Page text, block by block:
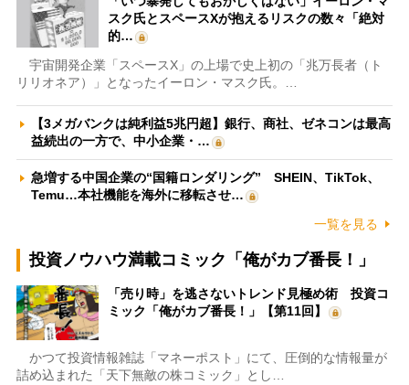
スク氏とスペースXが抱えるリスクの数々「絶対
的…
宇宙開発企業「スペースX」の上場で史上初の「兆万長者（ト
リリオネア）」となったイーロン・マスク氏。…
【3メガバンクは純利益5兆円超】銀行、商社、ゼネコンは最高
益続出の一方で、中小企業・…
急増する中国企業の“国籍ロンダリング” SHEIN、TikTok、
Temu…本社機能を海外に移転させ…
一覧を見る
投資ノウハウ満載コミック「俺がカブ番長！」
「売り時」を逃さないトレンド見極め術 投資コ
ミック「俺がカブ番長！」【第11回】
かつて投資情報雑誌「マネーポスト」にて、圧倒的な情報量が
詰め込まれた「天下無敵の株コミック」とし…